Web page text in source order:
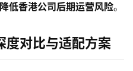
低香港公司后期运营风险。
度对比与适配方案